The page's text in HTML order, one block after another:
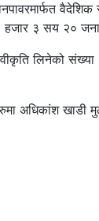
हजार ३ सय २०
लिनेको
अधिकांश